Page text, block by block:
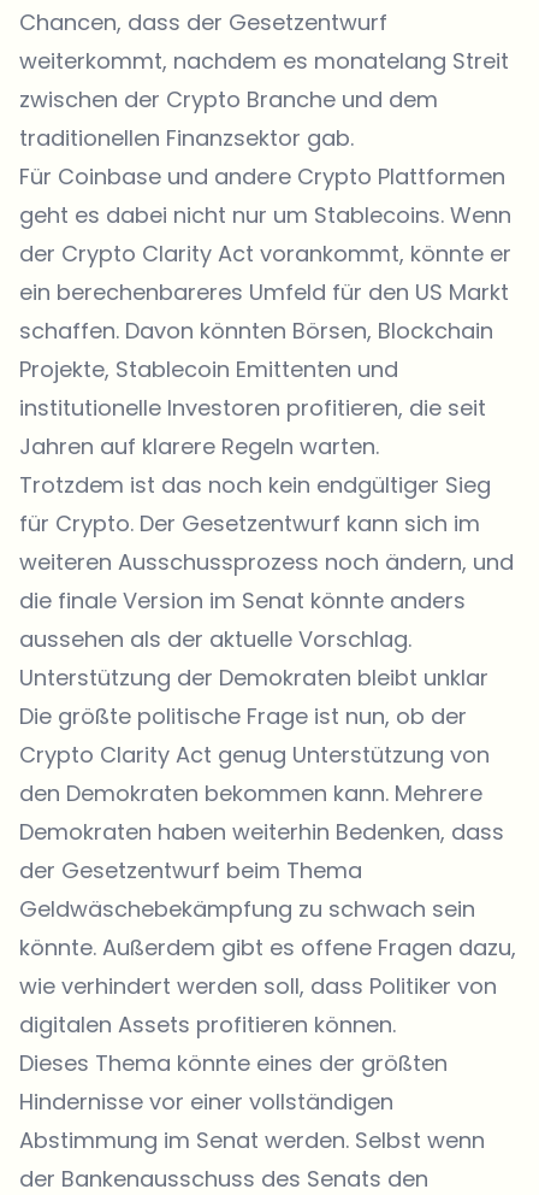
Chancen, dass der Gesetzentwurf
weiterkommt, nachdem es monatelang Streit
zwischen der Crypto Branche und dem
traditionellen Finanzsektor gab.
Für Coinbase und andere Crypto Plattformen
geht es dabei nicht nur um Stablecoins. Wenn
der Crypto Clarity Act vorankommt, könnte er
ein berechenbareres Umfeld für den US Markt
schaffen. Davon könnten Börsen, Blockchain
Projekte, Stablecoin Emittenten und
institutionelle Investoren profitieren, die seit
Jahren auf klarere Regeln warten.
Trotzdem ist das noch kein endgültiger Sieg
für Crypto. Der Gesetzentwurf kann sich im
weiteren Ausschussprozess noch ändern, und
die finale Version im Senat könnte anders
aussehen als der aktuelle Vorschlag.
Unterstützung der Demokraten bleibt unklar
Die größte politische Frage ist nun, ob der
Crypto Clarity Act genug Unterstützung von
den Demokraten bekommen kann. Mehrere
Demokraten haben weiterhin Bedenken, dass
der Gesetzentwurf beim Thema
Geldwäschebekämpfung zu schwach sein
könnte. Außerdem gibt es offene Fragen dazu,
wie verhindert werden soll, dass Politiker von
digitalen Assets profitieren können.
Dieses Thema könnte eines der größten
Hindernisse vor einer vollständigen
Abstimmung im Senat werden. Selbst wenn
der Bankenausschuss des Senats den